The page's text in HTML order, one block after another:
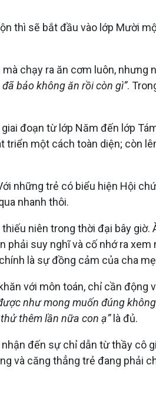
thì sẽ bắt đầu vào lớp Mười
chạy ra ăn cơm luôn, nhưng
đã bảo không ăn rồi còn gì”.
đoạn từ lớp Năm đến lớp
một cách toàn diện; còn
những trẻ có biểu hiện Hội
nhanh thôi.
niên trong thời đại bây giờ.
suy nghĩ và cố nhớ ra xem
là sự đồng cảm của cha
với môn toán, chỉ cần động
như mong muốn đúng
thêm lần nữa con ạ”là đủ.
đến sự chỉ dẫn từ thầy cô
và căng thẳng trẻ đang phải